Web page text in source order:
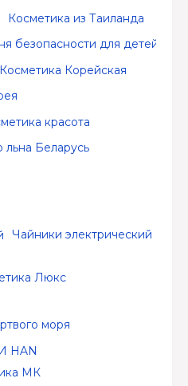
Косметика из Таиланда
безопасности для детей
Косметика Корейская
красота
льна Беларусь
Чайники электрический
Люкс
моря
HAN
МК